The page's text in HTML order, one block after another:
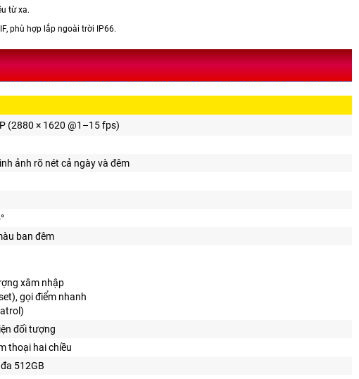
từ xa.
phù hợp lắp ngoài trời IP66.
(2880 × 1620 @1–15 fps)
ảnh rõ nét cả ngày và đêm
ban đêm
xâm nhập
gọi điểm nhanh
đối tượng
thoại hai chiều
512GB